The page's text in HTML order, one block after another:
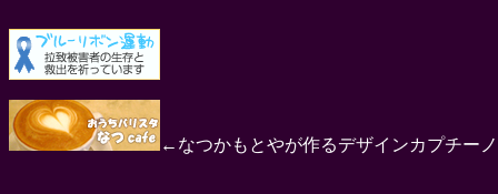
←なつかもとやが作るデザインカプチー